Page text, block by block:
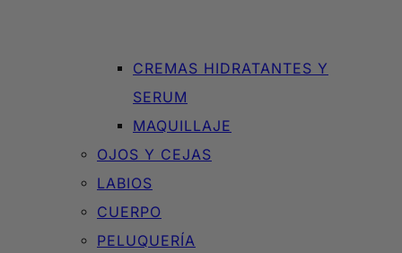
CREMAS HIDRATANTES Y
SERUM
MAQUILLAJE
OJOS Y CEJAS
LABIOS
CUERPO
PELUQUERÍA